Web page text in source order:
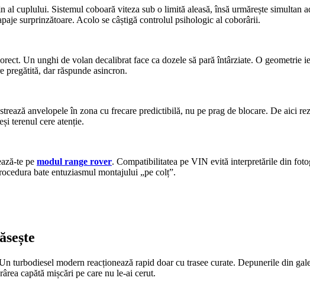
cuplului. Sistemul coboară viteza sub o limită aleasă, însă urmărește simultan
surprinzătoare. Acolo se câștigă controlul psihologic al coborârii.
Un unghi de volan decalibrat face ca dozele să pară întârziate. O geometrie
dar răspunde asincron.
anvelopele în zona cu frecare predictibilă, nu pe prag de blocare. De aici
terenul cere atenție.
te pe modul range rover. Compatibilitatea pe VIN evită interpretările din
bate entuziasmul montajului „pe colț”.
turbodiesel modern reacționează rapid doar cu trasee curate. Depunerile din
capătă mișcări pe care nu le-ai cerut.